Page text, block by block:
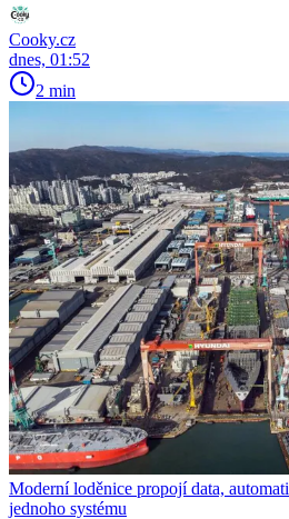
Cooky.cz
dnes, 01:52
2 min
Moderní loděnice propojí data,
jednoho systému